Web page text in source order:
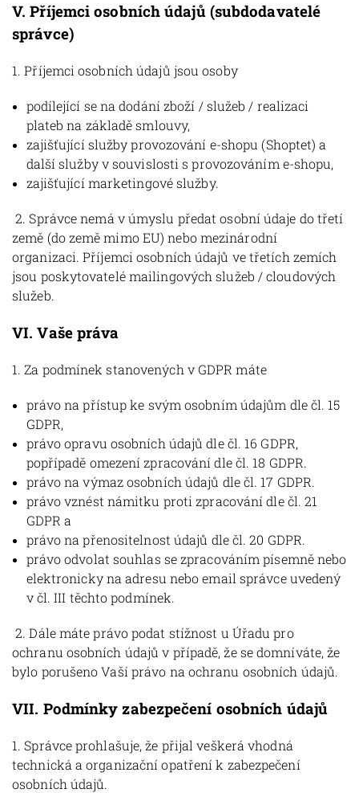
V.Příjemci osobních údajů (subdodavatelé
správce)
1. Příjemci osobních údajů jsou osoby
podílející se na dodání zboží / služeb / realizaci
plateb na základě smlouvy,
zajišťující služby provozování e-shopu (Shoptet) a
další služby v souvislosti s provozováním e-shopu,
zajišťující marketingové služby.
2. Správce nemá v úmyslu předat osobní údaje do třetí
země (do země mimo EU) nebo mezinárodní
organizaci. Příjemci osobních údajů ve třetích zemích
jsou poskytovatelé mailingových služeb / cloudových
služeb.
VI.Vaše práva
1. Za podmínek stanovených v GDPR máte
právo na přístup ke svým osobním údajům dle čl. 15
GDPR,
právo opravu osobních údajů dle čl. 16 GDPR,
popřípadě omezení zpracování dle čl. 18 GDPR.
právo na výmaz osobních údajů dle čl. 17 GDPR.
právo vznést námitku proti zpracování dle čl. 21
GDPR a
právo na přenositelnost údajů dle čl. 20 GDPR.
právo odvolat souhlas se zpracováním písemně nebo
elektronicky na adresu nebo email správce uvedený
v čl. III těchto podmínek.
2. Dále máte právo podat stížnost u Úřadu pro
ochranu osobních údajů v případě, že se domníváte, že
bylo porušeno Vaší právo na ochranu osobních údajů.
VII. Podmínky zabezpečení osobních údajů
1. Správce prohlašuje, že přijal veškerá vhodná
technická a organizační opatření k zabezpečení
osobních údajů.